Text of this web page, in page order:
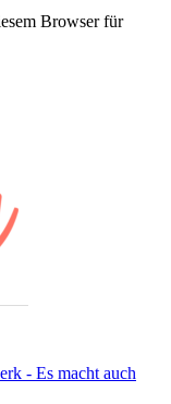
Browser für
- Es macht auch